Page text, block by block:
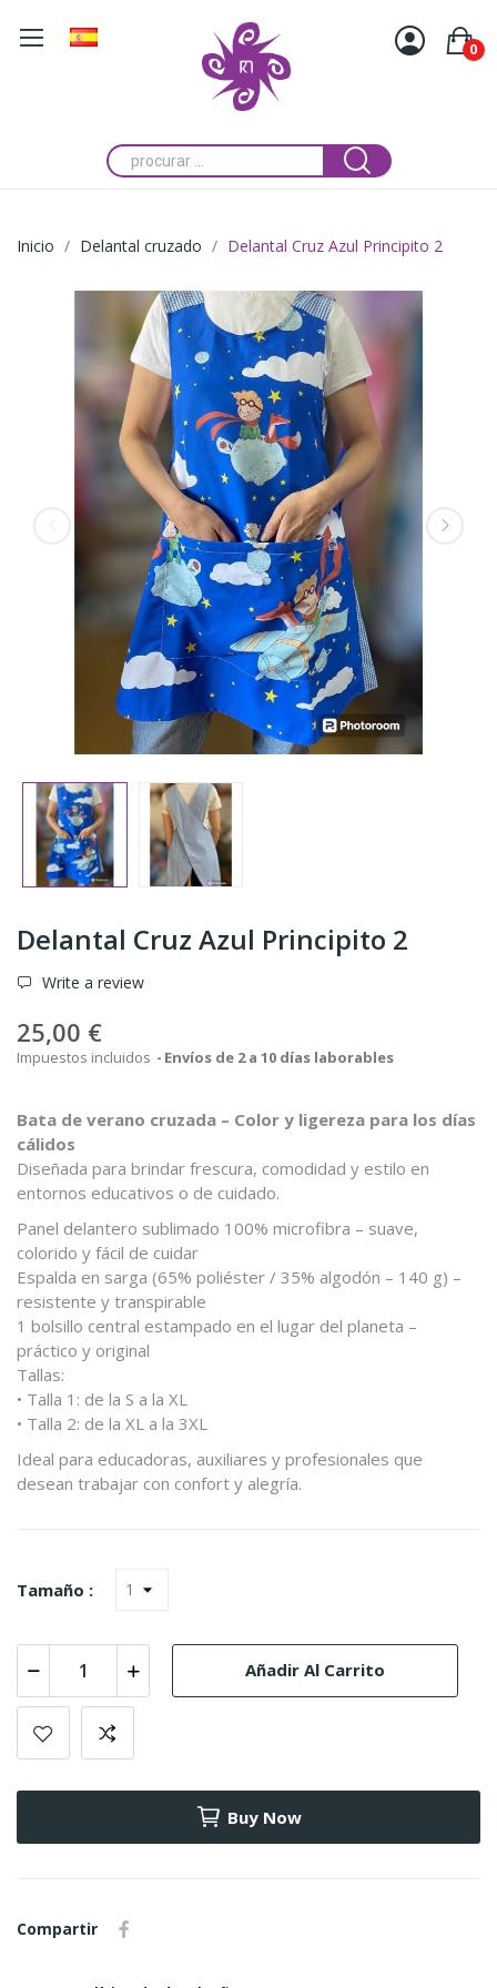
0
Inicio Delantal cruzado Delantal Cruz Azul Principito 2
Delantal Cruz Azul Principito 2
Write a review
25,00 €
Impuestos incluidos Envíos de 2 a 10 días laborables
Bata de verano cruzada – Color y ligereza para los días
cálidos
Diseñada para brindar frescura, comodidad y estilo en
entornos educativos o de cuidado.
Panel delantero sublimado 100% microfibra – suave,
colorido y fácil de cuidar
Espalda en sarga (65% poliéster / 35% algodón – 140 g) –
resistente y transpirable
1 bolsillo central estampado en el lugar del planeta –
práctico y original
Tallas:
• Talla 1: de la S a la XL
• Talla 2: de la XL a la 3XL
Ideal para educadoras, auxiliares y profesionales que
desean trabajar con confort y alegría.
Tamaño :
Añadir Al Carrito
Buy Now
Compartir